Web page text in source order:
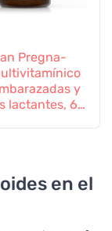
Pregna-
y
lactantes, 60
en el